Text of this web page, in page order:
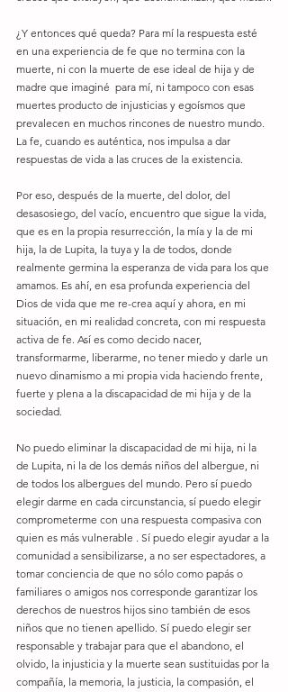
¿Y entonces qué queda? Para mí la respuesta esté
en una experiencia de fe que no termina con la
muerte, ni con la muerte de ese ideal de hija y de
madre que imaginé  para mí, ni tampoco con esas
muertes producto de injusticias y egoísmos que
prevalecen en muchos rincones de nuestro mundo.
La fe, cuando es auténtica, nos impulsa a dar
respuestas de vida a las cruces de la existencia.
Por eso, después de la muerte, del dolor, del
desasosiego, del vacío, encuentro que sigue la vida,
que es en la propia resurrección, la mía y la de mi
hija, la de Lupita, la tuya y la de todos, donde
realmente germina la esperanza de vida para los que
amamos. Es ahí, en esa profunda experiencia del
Dios de vida que me re-crea aquí y ahora, en mi
situación, en mi realidad concreta, con mi respuesta
activa de fe. Así es como decido nacer,
transformarme, liberarme, no tener miedo y darle un
nuevo dinamismo a mi propia vida haciendo frente,
fuerte y plena a la discapacidad de mi hija y de la
sociedad.
No puedo eliminar la discapacidad de mi hija, ni la
de Lupita, ni la de los demás niños del albergue, ni
de todos los albergues del mundo. Pero sí puedo
elegir darme en cada circunstancia, sí puedo elegir
comprometerme con una respuesta compasiva con
quien es más vulnerable . Sí puedo elegir ayudar a la
comunidad a sensibilizarse, a no ser espectadores, a
tomar conciencia de que no sólo como papás o
familiares o amigos nos corresponde garantizar los
derechos de nuestros hijos sino también de esos
niños que no tienen apellido. Sí puedo elegir ser
responsable y trabajar para que el abandono, el
olvido, la injusticia y la muerte sean sustituidas por la
compañía, la memoria, la justicia, la compasión, el